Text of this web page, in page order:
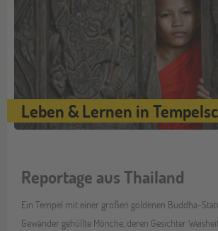
Leben & Lernen in
Reportage aus Thailand
Ein Tempel mit einer großen goldenen Buddha-
Gewänder gehüllte Mönche, deren Gesichter